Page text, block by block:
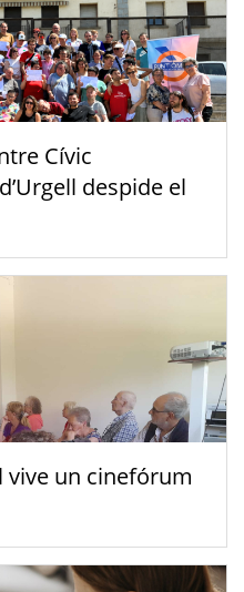
Cívic
despide el
vive un cinefórum